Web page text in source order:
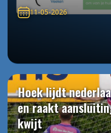
11-05-2026
Hoek lijdt
en raakt
kwijt